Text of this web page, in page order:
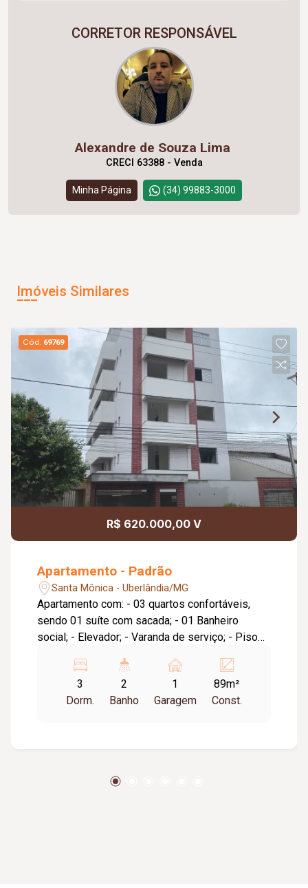
CORRETOR RESPONSÁVEL
Alexandre de Souza Lima
CRECI 63388 - Venda
Minha Página (34) 99883-3000
Imóveis Similares
Cód. 69769
R$ 620.000,00 V
Apartamento - Padrão
Santa Mônica - Uberlândia/MG
Apartamento com: - 03 quartos confortáveis,
sendo 01 suíte com sacada; - 01 Banheiro
social; - Elevador; - Varanda de serviço; - Piso
serviço na cozinha; - Sacada na sala e suite; - 01
Vaga de garagem para dois carros pequenos.
3
Dorm.
2
Banho
1
Garagem
89m²
Const.